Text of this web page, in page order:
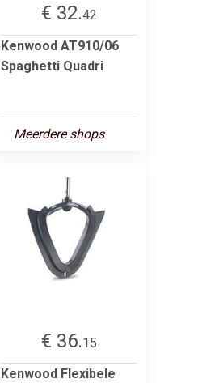
€ 32.42
Kenwood AT910/06
Spaghetti Quadri
Meerdere shops
€ 36.15
Kenwood Flexibele